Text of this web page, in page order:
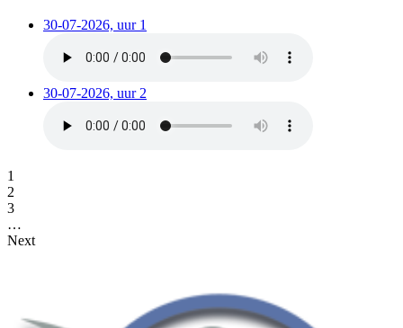
30-07-2026, uur 1
30-07-2026, uur 2
1
2
3
…
Next